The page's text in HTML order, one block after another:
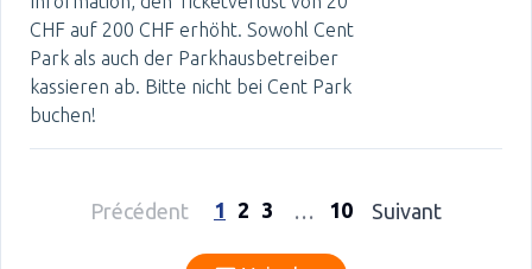
CHF auf 200 CHF erhöht. Sowohl Cent
Park als auch der Parkhausbetreiber
kassieren ab. Bitte nicht bei Cent Park
buchen!
Précédent 1 2 3 … 10 Suivant